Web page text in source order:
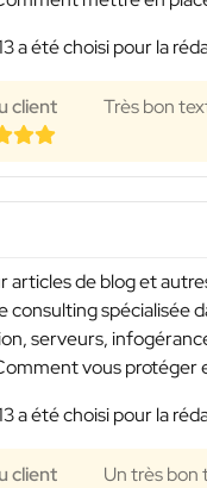
a été choisi pour la
client Très bon
articles de blog et
consulting spécialisée
serveurs,
vous protéger
a été choisi pour la
client Un très bon